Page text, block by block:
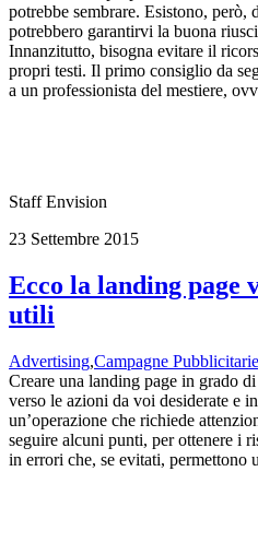
potrebbe sembrare. Esistono, però,
potrebbero garantirvi la buona
Innanzitutto, bisogna evitare il
propri testi. Il primo consiglio da
a un professionista del mestiere,
Staff Envision
23 Settembre 2015
Ecco la landing page
utili
Advertising,Campagne Pubblicitarie
Creare una landing page in grado
verso le azioni da voi desiderate e
un’operazione che richiede
seguire alcuni punti, per ottenere i
in errori che, se evitati, permettono